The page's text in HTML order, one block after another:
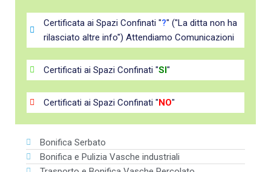
Certificata ai Spazi Confinati "?" ("La ditta non ha
rilasciato altre info") Attendiamo Comunicazioni
Certificati ai Spazi Confinati "SI"
Certificati ai Spazi Confinati "NO"
Bonifica Serbato
Bonifica e Pulizia Vasche industriali